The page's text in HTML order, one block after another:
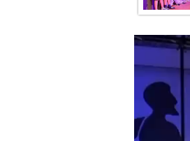
Videospeler